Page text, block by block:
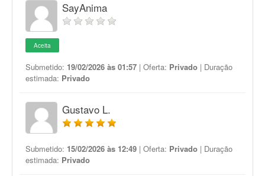
SayAnima
Aceita
Submetido: 19/02/2026 às 01:57 | Oferta: Privado | Duração
estimada: Privado
Gustavo L.
Submetido: 15/02/2026 às 12:49 | Oferta: Privado | Duração
estimada: Privado